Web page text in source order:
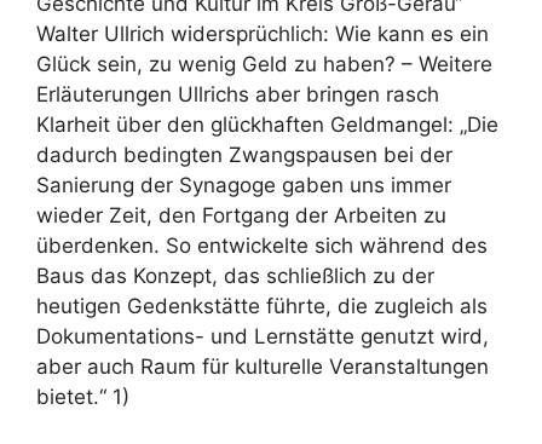
Walter Ullrich widersprüchlich: Wie kann es ein
Glück sein, zu wenig Geld zu haben? – Weitere
Erläuterungen Ullrichs aber bringen rasch
Klarheit über den glückhaften Geldmangel: „Die
dadurch bedingten Zwangspausen bei der
Sanierung der Synagoge gaben uns immer
wieder Zeit, den Fortgang der Arbeiten zu
überdenken. So entwickelte sich während des
Baus das Konzept, das schließlich zu der
heutigen Gedenkstätte führte, die zugleich als
Dokumentations- und Lernstätte genutzt wird,
aber auch Raum für kulturelle Veranstaltungen
bietet.“ 1)